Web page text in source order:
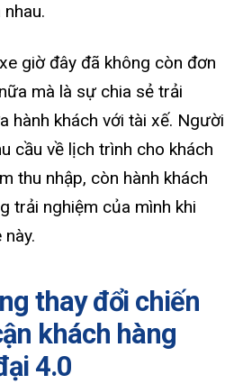
giờ đây đã không còn đơn
mà là sự chia sẻ trải
hành khách với tài xế. Người
cầu về lịch trình cho khách
thu nhập, còn hành khách
trải nghiệm của mình khi
thay đổi chiến
khách hàng
4.0